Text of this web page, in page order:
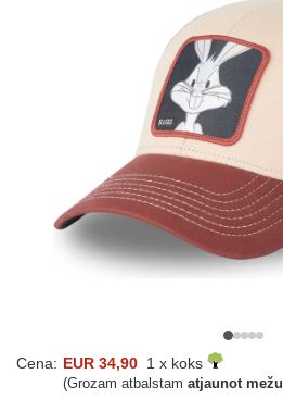
Cena: EUR 34,90 1 x koks
(Grozam atbalstam atjaunot mežu